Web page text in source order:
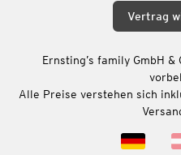
Vertrag
Ernsting’s family GmbH
Alle Preise verstehen sich